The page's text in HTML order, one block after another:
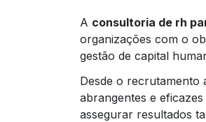
A consultoria de rh
organizações com o
gestão de capital
Desde o recrutamento
abrangentes e
assegurar resultados